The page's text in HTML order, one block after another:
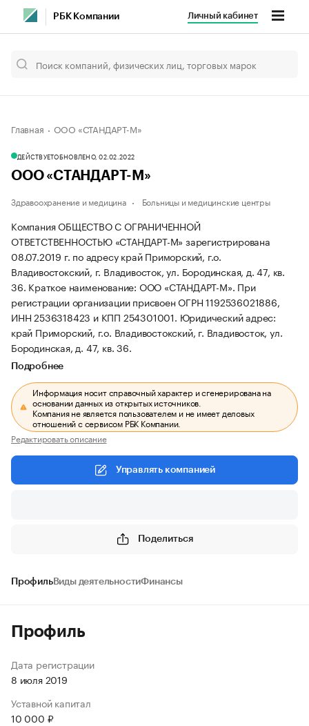
РБК Компании Личный кабинет
Главная ООО «СТАНДАРТ-М»
ДЕЙСТВУЕТОБНОВЛЕНО, 02.02.2022
ООО «СТАНДАРТ-М»
Здравоохранение и медицина Больницы и медицинские центры
Компания ОБЩЕСТВО С ОГРАНИЧЕННОЙ
ОТВЕТСТВЕННОСТЬЮ «СТАНДАРТ-М» зарегистрирована
08.07.2019 г. по адресу край Приморский, г.о.
Владивостокский, г. Владивосток, ул. Бородинская, д. 47, кв.
36. Краткое наименование: ООО «СТАНДАРТ-М». При
регистрации организации присвоен ОГРН 1192536021886,
ИНН 2536318423 и КПП 254301001. Юридический адрес:
край Приморский, г.о. Владивостокский, г. Владивосток, ул.
Бородинская, д. 47, кв. 36.
Подробнее
Информация носит справочный характер и сгенерирована на
основании данных из открытых источников.
Компания не является пользователем и не имеет деловых
отношений с сервисом РБК Компании.
Редактировать описание
Управлять компанией
Поделиться
ПрофильВиды деятельностиФинансы
Профиль
Дата регистрации
8 июля 2019
Уставной капитал
10 000 ₽